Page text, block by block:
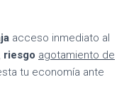
acceso inmediato al
riesgo agotamiento de
tu economía ante